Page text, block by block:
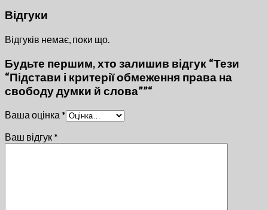
Відгуки
Відгуків немає, поки що.
Будьте першим, хто залишив відгук “Тези
“Підстави і критерії обмеження права на
свободу думки й слова””“
Ваша оцінка *
Ваш відгук*